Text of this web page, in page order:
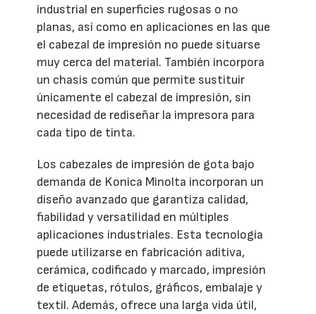
industrial en superficies rugosas o no
planas, así como en aplicaciones en las que
el cabezal de impresión no puede situarse
muy cerca del material. También incorpora
un chasis común que permite sustituir
únicamente el cabezal de impresión, sin
necesidad de rediseñar la impresora para
cada tipo de tinta.
Los cabezales de impresión de gota bajo
demanda de Konica Minolta incorporan un
diseño avanzado que garantiza calidad,
fiabilidad y versatilidad en múltiples
aplicaciones industriales. Esta tecnología
puede utilizarse en fabricación aditiva,
cerámica, codificado y marcado, impresión
de etiquetas, rótulos, gráficos, embalaje y
textil. Además, ofrece una larga vida útil,